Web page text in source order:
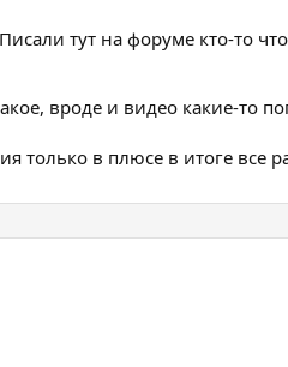
тут на форуме кто-то
вроде и видео какие-то
только в плюсе в итоге все